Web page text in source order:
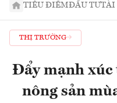
TIÊU ĐIỂMĐẦU TƯTÀI
THỊ TRƯỜNG
Đẩy mạnh
nông sản